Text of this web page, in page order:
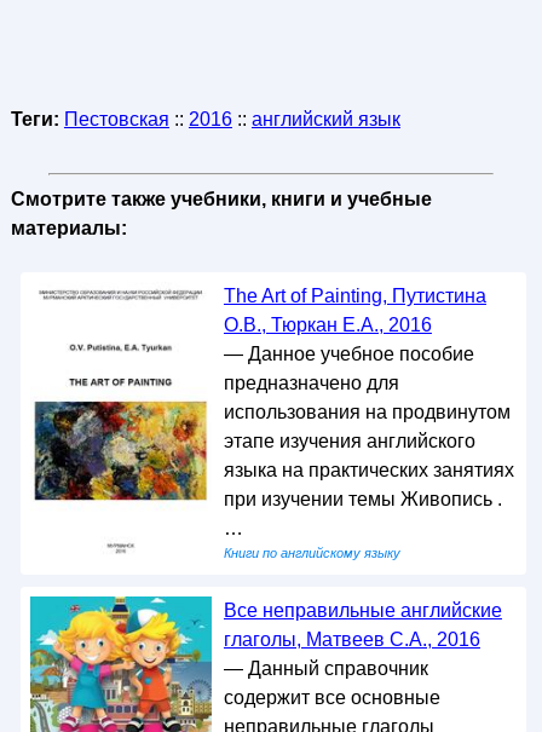
Теги: Пестовская :: 2016:: английский язык
Смотрите также учебники, книги и учебные
материалы:
The Art of Painting, Путистина
О.В., Тюркан Е.А., 2016
— Данное учебное пособие
предназначено для
использования на продвинутом
этапе изучения английского
языка на практических занятиях
при изучении темы Живопись .
…
Книги по английскому языку
Все неправильные английские
глаголы, Матвеев С.А., 2016
— Данный справочник
содержит все основные
неправильные глаголы